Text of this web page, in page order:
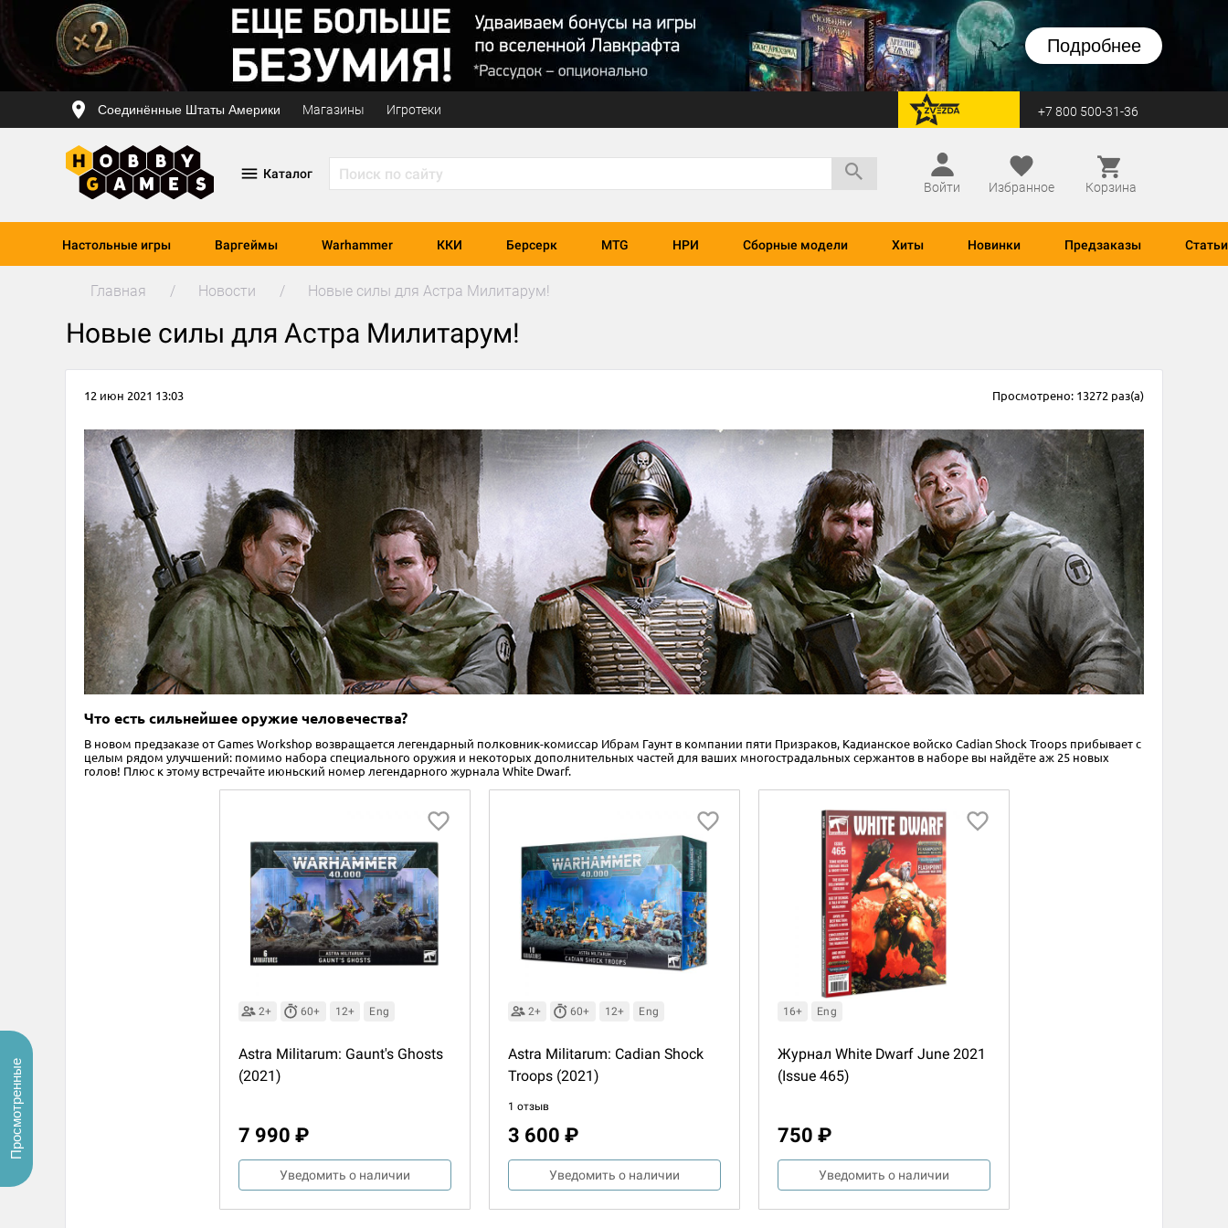
Подробнее
Соединённые Штаты Америки Магазины Игротеки перейти на Zvezda +7 800 500-31-36
Каталог
Войти
Избранное Корзина
Настольные игры Варгеймы Warhammer ККИ Берсерк MTG НРИ Сборные модели Хиты Новинки Предзаказы Статьи
Главная Новости Новые силы для Астра Милитарум!
Новые силы для Астра Милитарум!
12 июн 2021 13:03 Просмотрено: 13272 раз(а)
Что есть сильнейшее оружие человечества?
В новом предзаказе от Games Workshop возвращается легендарный полковник-комиссар Ибрам Гаунт в компании пяти Призраков, Кадианское войско Cadian Shock Troops прибывает с
целым рядом улучшений: помимо набора специального оружия и некоторых дополнительных частей для ваших многострадальных сержантов в наборе вы найдёте аж 25 новых
голов! Плюс к этому встречайте июньский номер легендарного журнала White Dwarf.
2+ 60+ 12+ Eng
Astra Militarum: Gaunt's Ghosts
(2021)
7 990 ₽
Уведомить о наличии
2+ 60+ 12+ Eng
Astra Militarum: Cadian Shock
Troops (2021)
1 отзыв
3 600 ₽
Уведомить о наличии
16+ Eng
Журнал White Dwarf June 2021
(Issue 465)
750 ₽
Уведомить о наличии
Просмотренные